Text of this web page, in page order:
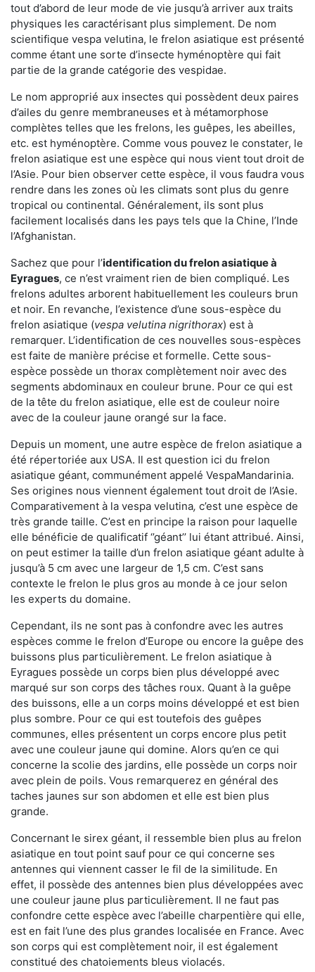
tout d’abord de leur mode de vie jusqu’à arriver aux traits
physiques les caractérisant plus simplement. De nom
scientifique vespa velutina, le frelon asiatique est présenté
comme étant une sorte d’insecte hyménoptère qui fait
partie de la grande catégorie des vespidae.
Le nom approprié aux insectes qui possèdent deux paires
d’ailes du genre membraneuses et à métamorphose
complètes telles que les frelons, les guêpes, les abeilles,
etc. est hyménoptère. Comme vous pouvez le constater, le
frelon asiatique est une espèce qui nous vient tout droit de
l’Asie. Pour bien observer cette espèce, il vous faudra vous
rendre dans les zones où les climats sont plus du genre
tropical ou continental. Généralement, ils sont plus
facilement localisés dans les pays tels que la Chine, l’Inde
l’Afghanistan.
Sachez que pour l’identification du frelon asiatiqueà
Eyragues, ce n’est vraiment rien de bien compliqué. Les
frelons adultes arborent habituellement les couleurs brun
et noir. En revanche, l’existence d’une sous-espèce du
frelon asiatique (vespa velutina nigrithorax) est à
remarquer. L’identification de ces nouvelles sous-espèces
est faite de manière précise et formelle. Cette sous-
espèce possède un thorax complètement noir avec des
segments abdominaux en couleur brune. Pour ce qui est
de la tête du frelon asiatique, elle est de couleur noire
avec de la couleur jaune orangé sur la face.
Depuis un moment, une autre espèce de frelon asiatique a
été répertoriée aux USA. Il est question ici du frelon
asiatique géant, communément appelé VespaMandarinia.
Ses origines nous viennent également tout droit de l’Asie.
Comparativement à la vespa velutina, c’est une espèce de
très grande taille. C’est en principe la raison pour laquelle
elle bénéficie de qualificatif ‘’géant’’ lui étant attribué. Ainsi,
on peut estimer la taille d’un frelon asiatique géant adulte à
jusqu’à 5 cm avec une largeur de 1,5 cm. C’est sans
contexte le frelon le plus gros au monde à ce jour selon
les experts du domaine.
Cependant, ils ne sont pas à confondre avec les autres
espèces comme le frelon d’Europe ou encore la guêpe des
buissons plus particulièrement. Le frelon asiatique à
Eyragues possède un corps bien plus développé avec
marqué sur son corps des tâches roux. Quant à la guêpe
des buissons, elle a un corps moins développé et est bien
plus sombre. Pour ce qui est toutefois des guêpes
communes, elles présentent un corps encore plus petit
avec une couleur jaune qui domine. Alors qu’en ce qui
concerne la scolie des jardins, elle possède un corps noir
avec plein de poils. Vous remarquerez en général des
taches jaunes sur son abdomen et elle est bien plus
grande.
Concernant le sirex géant, il ressemble bien plus au frelon
asiatique en tout point sauf pour ce qui concerne ses
antennes qui viennent casser le fil de la similitude. En
effet, il possède des antennes bien plus développées avec
une couleur jaune plus particulièrement. Il ne faut pas
confondre cette espèce avec l’abeille charpentière qui elle,
est en fait l’une des plus grandes localisée en France. Avec
son corps qui est complètement noir, il est également
constitué des chatoiements bleus violacés.